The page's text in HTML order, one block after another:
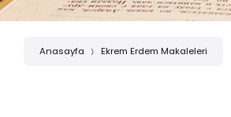
Anasayfa Ekrem Erdem Makaleleri